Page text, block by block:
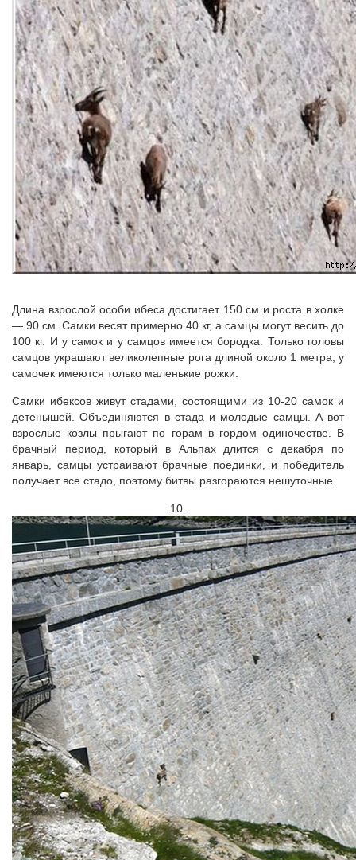
Длина взрослой особи ибеса достигает 150 см и роста в холке
— 90 см. Самки весят примерно 40 кг, а самцы могут весить до
100 кг. И у самок и у самцов имеется бородка. Только головы
самцов украшают великолепные рога длиной около 1 метра, у
самочек имеются только маленькие рожки.
Самки ибексов живут стадами, состоящими из 10-20 самок и
детенышей. Объединяются в стада и молодые самцы. А вот
взрослые козлы прыгают по горам в гордом одиночестве. В
брачный период, который в Альпах длится с декабря по
январь, самцы устраивают брачные поединки, и победитель
получает все стадо, поэтому битвы разгораются нешуточные.
10.